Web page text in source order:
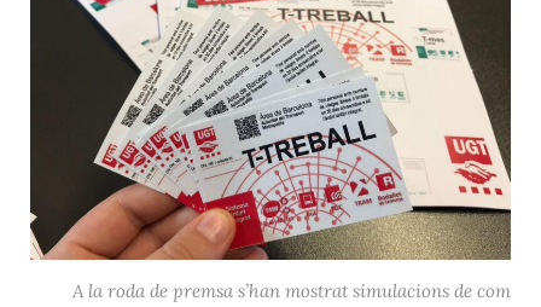
A la roda de premsa s’han mostrat simulacions de com